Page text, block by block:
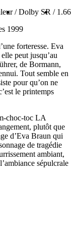
/ Dolby SR / 1.66
1999
forteresse. Eva
peut jusqu’au
de Bormann,
Tout semble en
pour qu’on ne
le printemps
choc-toc LA
plutôt que
d’Eva Braun qui
de tragédie
ambiant,
sépulcrale